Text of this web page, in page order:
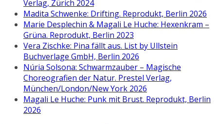
Verlag, Zürich 2024
Madita Schwenke: Drifting. Reprodukt, Berlin 2026
Marie Desplechin & Magali Le Huche: Hexenkram –
Grüna. Reprodukt, Berlin 2023
Vera Zischke: Pina fällt aus. List by Ullstein
Buchverlage GmbH, Berlin 2026
Núria Solsona: Schwarmzauber – Magische
Choreografien der Natur. Prestel Verlag,
München/London/New York 2026
Magali Le Huche: Punk mit Brust. Reprodukt, Berlin
2026